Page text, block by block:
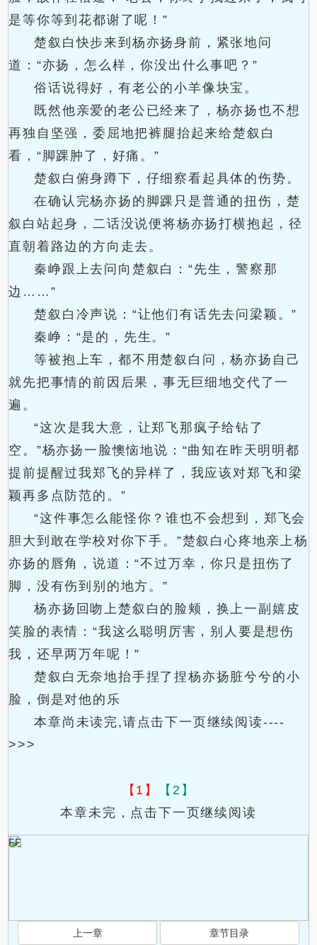
是等你等到花都谢了呢！”
楚叙白快步来到杨亦扬身前，紧张地问
道：“亦扬，怎么样，你没出什么事吧？”
俗话说得好，有老公的小羊像块宝。
既然他亲爱的老公已经来了，杨亦扬也不想
再独自坚强，委屈地把裤腿抬起来给楚叙白
看，“脚踝肿了，好痛。”
楚叙白俯身蹲下，仔细察看起具体的伤势。
在确认完杨亦扬的脚踝只是普通的扭伤，楚
叙白站起身，二话没说便将杨亦扬打横抱起，径
直朝着路边的方向走去。
秦峥跟上去问向楚叙白：“先生，警察那
边……”
楚叙白冷声说：“让他们有话先去问梁颖。”
秦峥：“是的，先生。”
等被抱上车，都不用楚叙白问，杨亦扬自己
就先把事情的前因后果，事无巨细地交代了一
遍。
“这次是我大意，让郑飞那疯子给钻了
空。”杨亦扬一脸懊恼地说：“曲知在昨天明明都
提前提醒过我郑飞的异样了，我应该对郑飞和梁
颖再多点防范的。”
“这件事怎么能怪你？谁也不会想到，郑飞会
胆大到敢在学校对你下手。”楚叙白心疼地亲上杨
亦扬的唇角，说道：“不过万幸，你只是扭伤了
脚，没有伤到别的地方。”
杨亦扬回吻上楚叙白的脸颊，换上一副嬉皮
笑脸的表情：“我这么聪明厉害，别人要是想伤
我，还早两万年呢！”
楚叙白无奈地抬手捏了捏杨亦扬脏兮兮的小
脸，倒是对他的乐
本章尚未读完,请点击下一页继续阅读----
>>>
【1】
【2】
本章未完，点击下一页继续阅读
FF
上一章 章节目录